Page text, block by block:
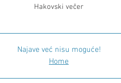
Hakovski večer
Najave već nisu moguće!
Home